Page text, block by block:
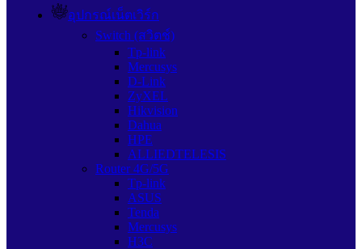
อุปกรณ์เน็ตเวิร์ก
Switch (สวิตช์)
Tp-link
Mercusys
D-Link
ZyXEL
Hikvision
Dahua
HPE
ALLIEDTELESIS
Router 4G/5G
Tp-link
ASUS
Tenda
Mercusys
H3C